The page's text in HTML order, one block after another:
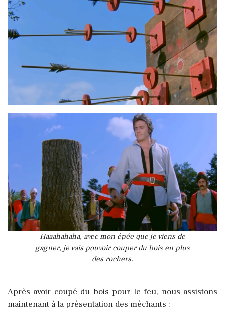
Haaahahaha, avec mon épée que je viens de
gagner, je vais pouvoir couper du bois en plus
des rochers.
Après avoir coupé du bois pour le feu, nous assistons
maintenant à la présentation des méchants :